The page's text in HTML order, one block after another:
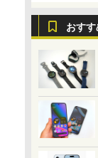
おす